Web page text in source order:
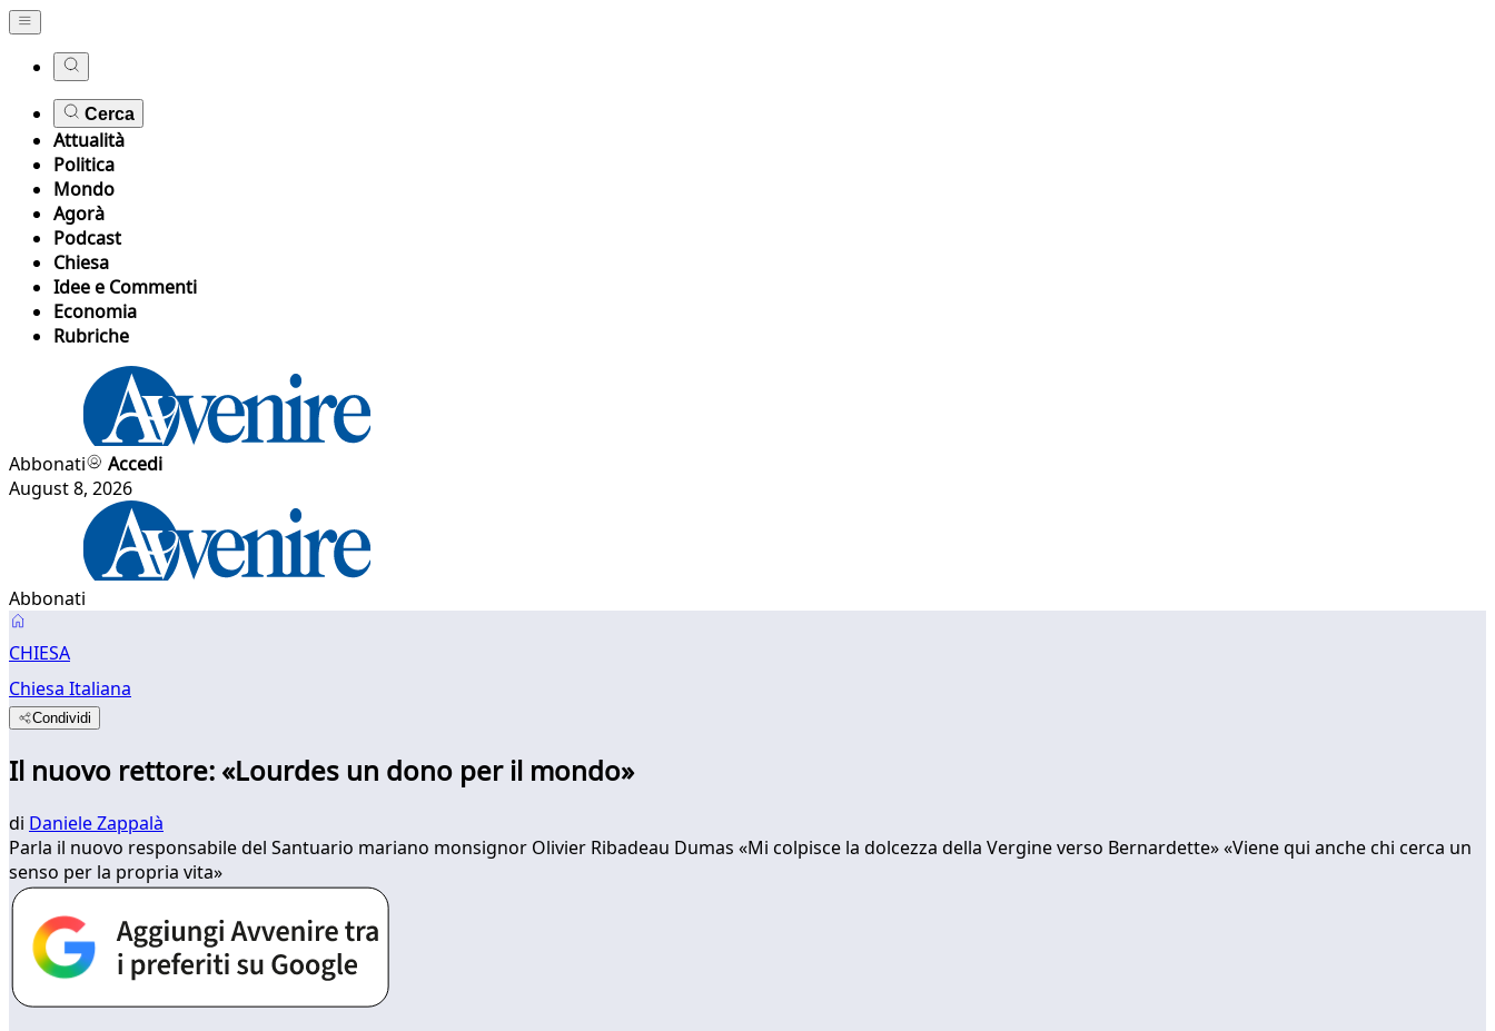
Cerca
Attualità
Politica
Mondo
Agorà
Podcast
Chiesa
Idee e Commenti
Economia
Rubriche
Abbonati
Accedi
August 8, 2026
Abbonati
CHIESA
Chiesa Italiana
Condividi
Il nuovo rettore: «Lourdes un dono per il mondo»
di Daniele Zappalà
Parla il nuovo responsabile del Santuario mariano monsignor Olivier Ribadeau Dumas «Mi colpisce la dolcezza della Vergine verso Bernardette» «Viene qui anche chi cerca un
senso per la propria vita»